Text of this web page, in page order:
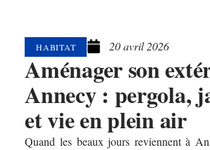
HABITAT 20 avril 2026
Aménager son
Annecy : pergola,
et vie en plein air
Quand les beaux jours reviennent à